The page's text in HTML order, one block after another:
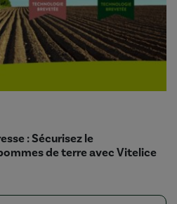
: Sécurisez le
de terre avec Vitelice